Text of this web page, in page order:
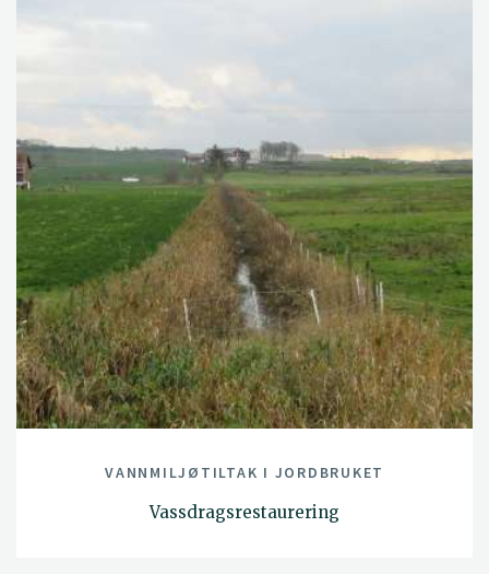
VANNMILJØTILTAK I JORDBRUKET
Vassdragsrestaurering